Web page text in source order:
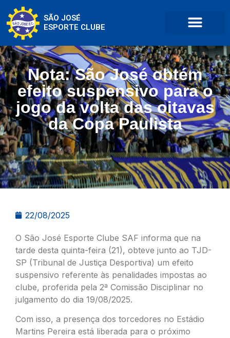
SÃO JOSÉ
ESPORTE CLUBE
Nota: São José obtém
efeito suspensivo para o
jogo da volta das oitavas
da Copa Paulista
22/08/2025
O São José Esporte Clube SAF informa que na
tarde desta quinta-feira (21), obteve junto ao TJD-
SP (Tribunal de Justiça Desportiva) um efeito
suspensivo referente às penalidades impostas ao
clube, proferida pela 2ª Comissão Disciplinar no
julgamento do dia 19/08/2025.
Com isso, a presença dos torcedores no Estádio
Martins Pereira está liberada para o próximo